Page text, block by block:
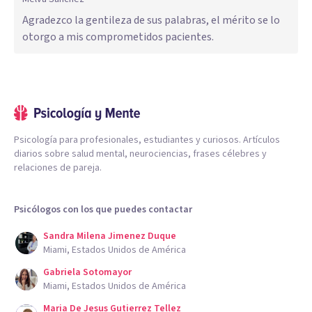
Agradezco la gentileza de sus palabras, el mérito se lo
otorgo a mis comprometidos pacientes.
Psicología para profesionales, estudiantes y curiosos. Artículos
diarios sobre salud mental, neurociencias, frases célebres y
relaciones de pareja.
Psicólogos con los que puedes contactar
Sandra Milena Jimenez Duque
Miami, Estados Unidos de América
Gabriela Sotomayor
Miami, Estados Unidos de América
Maria De Jesus Gutierrez Tellez